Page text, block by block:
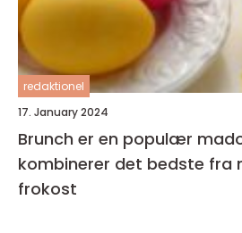
redaktionel
17. January 2024
Brunch er en populær
kombinerer det bedste fra
frokost